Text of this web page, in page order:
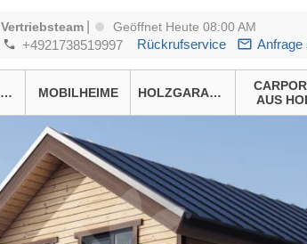
Vertriebsteam Geöffnet Heute 08:00 AM
+4921738519997 Rückrufservice Anfrage
SCHWEDENHÄUSER MOBILHEIME HOLZGARAGEN
AUS